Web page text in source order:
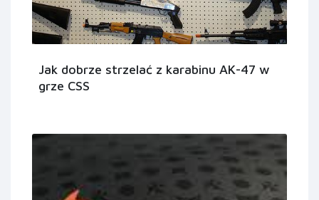
Jak dobrze strzelać z karabinu AK-47 w
grze CSS